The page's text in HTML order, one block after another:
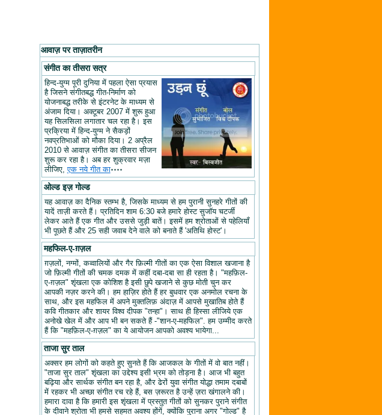
आवाज़ पर ताज़ातरीन
संगीत का तीसरा सत्र
हिन्द-युग्म पूरी दुनिया में पहला ऐसा प्रयास
है जिसने संगीतबद्ध गीत-निर्माण को
योजनाबद्ध तरीके से इंटरनेट के माध्यम से
अंजाम दिया। अक्टूबर 2007 में शुरू हुआ
यह सिलसिला लगातार चल रहा है। इस
प्रक्रिया में हिन्द-युग्म ने सैकड़ों
नवप्रतिभाओं को मौका दिया। 2 अप्रैल
2010 से आवाज़ संगीत का तीसरा सीजन
शुरू कर रहा है। अब हर शुक्रवार मज़ा
लीजिए,एक नये गीत का॰॰॰॰
ओल्ड इज़ गोल्ड
यह आवाज़ का दैनिक स्तम्भ है, जिसके माध्यम से हम पुरानी सुनहरे गीतों की
यादें ताज़ी करते हैं। प्रतिदिन शाम 6:30 बजे हमारे होस्ट सुजॉय चटर्जी
लेकर आते हैं एक गीत और उससे जुड़ी बातें। इसमें हम श्रोताओं से पहेलियाँ
भी पूछते हैं और 25 सही जवाब देने वाले को बनाते हैं 'अतिथि होस्ट'।
महफिल-ए-ग़ज़ल
ग़ज़लों, नग्मों, कव्वालियों और गैर फ़िल्मी गीतों का एक ऐसा विशाल खजाना है
जो फ़िल्मी गीतों की चमक दमक में कहीं दबा-दबा सा ही रहता है। "महफ़िल-
ए-ग़ज़ल" शृंखला एक कोशिश है इसी छुपे खजाने से कुछ मोती चुन कर
आपकी नज़र करने की। हम हाज़िर होते हैं हर बुधवार एक अनमोल रचना के
साथ, और इस महफिल में अपने मुक्तलिफ़ अंदाज़ में आपसे मुखातिब होते हैं
कवि गीतकार और शायर विश्व दीपक "तन्हा"। साथ ही हिस्सा लीजिये एक
अनोखे खेल में और आप भी बन सकते हैं -"शान-ए-महफिल". हम उम्मीद करते
हैं कि "महफ़िल-ए-ग़ज़ल" का ये आयोजन आपको अवश्य भायेगा...
ताजा सुर ताल
अक्सर हम लोगों को कहते हुए सुनते हैं कि आजकल के गीतों में वो बात नहीं।
"ताजा सुर ताल" शृंखला का उद्देश्य इसी भ्रम को तोड़ना है। आज भी बहुत
बढ़िया और सार्थक संगीत बन रहा है, और ढेरों युवा संगीत योद्धा तमाम दबाबों
में रहकर भी अच्छा संगीत रच रहे हैं, बस ज़रूरत है उन्हें ज़रा खंगालने की।
हमारा दावा है कि हमारी इस शृंखला में प्रस्तुत गीतों को सुनकर पुराने संगीत
के दीवाने श्रोता भी हमसे सहमत अवश्य होंगें, क्योंकि पुराना अगर "गोल्ड" है